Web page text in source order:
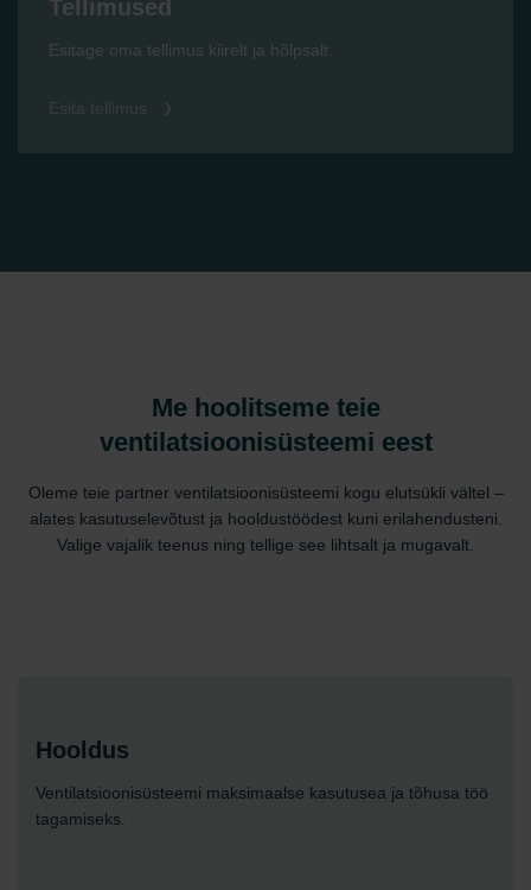
Tellimused
Esitage oma tellimus kiirelt ja hõlpsalt.
Esita tellimus
Me hoolitseme teie
ventilatsioonisüsteemi eest
Oleme teie partner ventilatsioonisüsteemi kogu elutsükli vältel –
alates kasutuselevõtust ja hooldustöödest kuni erilahendusteni.
Valige vajalik teenus ning tellige see lihtsalt ja mugavalt.
Hooldus
Ventilatsioonisüsteemi maksimaalse kasutusea ja tõhusa töö
tagamiseks.